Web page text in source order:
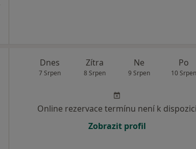
Dnes
7 Srpen
Zítra
8 Srpen
Ne
9 Srpen
Po
10 Srpen
Online rezervace termínu není k dispozici
Zobrazit profil